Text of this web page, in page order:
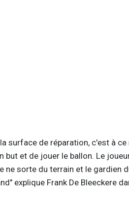
surface de réparation, c'est à
et de jouer le ballon. Le
ne sorte du terrain et le gardien
explique Frank De Bleeckere